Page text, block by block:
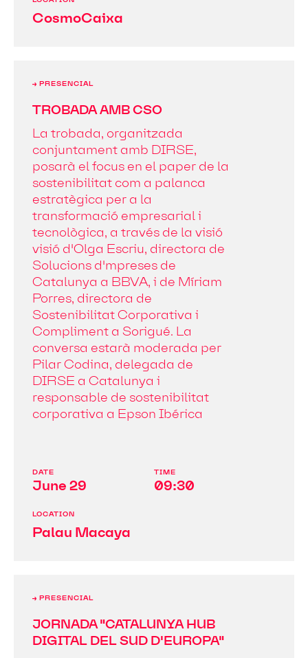
CosmoCaixa
→ PRESENCIAL
TROBADA AMB CSO
La trobada, organitzada
conjuntament amb DIRSE,
posarà el focus en el paper de la
sostenibilitat com a palanca
estratègica per a la
transformació empresarial i
tecnològica, a través de la visió
visió d'Olga Escriu, directora de
Solucions d'mpreses de
Catalunya a BBVA, i de Míriam
Porres, directora de
Sostenibilitat Corporativa i
Compliment a Sorigué. La
conversa estarà moderada per
Pilar Codina, delegada de
DIRSE a Catalunya i
responsable de sostenibilitat
corporativa a Epson Ibérica
DATE TIME
June 29 09:30
LOCATION
Palau Macaya
→ PRESENCIAL
JORNADA "CATALUNYA HUB
DIGITAL DEL SUD D'EUROPA"